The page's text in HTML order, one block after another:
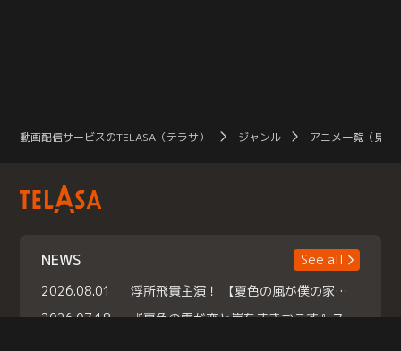
動画配信サービスのTELASA（テラサ） ジャンル アニメ一覧（見放
NEWS
See all
2026.08.01
浮所飛貴主演！ 【夏色の風が僕の家にやってきた】 本日よりテラサで独占配信スタート！
2026.07.18
『夏色の雲が恋と嵐をまきおこす』スペシャルメイキング 【Part1】2026年７月18日（土）23時30分～配信スタート！話題のシーンの裏側を大公開！豪華キャスト大集合！ 『武宮家 真夏の家族会議』開催！